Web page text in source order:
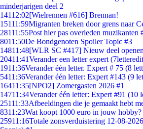
minderjarigen deel 2
14112:02[Wielrennen #616] Brennan!
15111:59Migranten breken door grens naar
28111:55Post hier pas overleden muzikanten
8011:50De Bondgenoten Spoiler Topic #3
14811:48[WLR SC #417] Nieuw deel
20411:41Verander een letter expert
1911:36Verander één letter. Expert # 75 (8
5411:36Verander één letter: Expert #143 (9
16411:35[NPO2] Zomergasten 2026 #1
14711:34Verander één letter: Expert #91 (10
25111:33Afbeeldingen die je gemaakt hebt
8311:23Wat koopt 1000 euro in jouw hobby?
25911:16Totale zonsverduistering 12-08-